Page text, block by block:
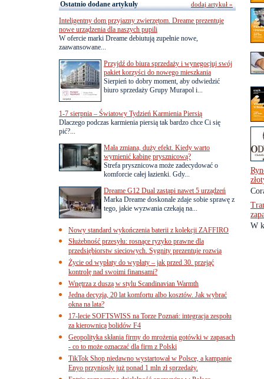
W
Ostatnio dodane artykuły
Inteligentny dom przyjazny zwierzętom. Dreame prezentuje
nowe urządzenia dla naszych pupili
W ofercie marki Dreame debiutują zupełnie nowe,
zaawansowane...
Przyjdź do biura sprzedaży i wynegocjuj swój
pakiet korzyści do nowego mieszkania
Sierpień to dobry moment, aby odwiedzić
biuro sprzedaży Grupy Murapol i...
1-7 sierpnia – Światowy Tydzień Karmienia Piersią
Dlaczego podczas karmienia piersią tak bardzo chce Ci się
pić?...
Mała zmiana, duży efekt. Kiedy warto
wymienić kabinę prysznicową?
Strefa prysznicowa może zadecydować o
komforcie całej łazienki. Gdy...
Dreame G12 Dual zastąpi nawet 5 urządzeń
Marka Dreame doskonale zdaje sobie sprawę z
tego, jakie wyzwania czekają na...
Nowy standard wykończenia baterii z kolekcji ZAFFIRO
Służebność przesyłu: rosnące ryzyko prawne dla
przedsiębiorstw sieciowych. Sygnity prezentuje rozwią
Życie od wypłaty do wypłaty – jak przed 30. przejąć
kontrolę nad swoimi finansami?
Wnętrza z duszą w stylu Scandinavian Warmth
Jedna decyzja, 20 lat komfortu albo kosztów. Jak wybrać
okna na lata?
17-lecie SOFTSWISS na Torze Poznań: integracja zespołu
za kierownicą bolidów F4
Geopolityka skłania firmy do mrożenia gotówki w zapasach
- co to może oznaczać dla firm z Polski
TikTok Shop niedawno wystartował w Polsce, a kampanie
Enyo przyniosły już ponad 1 mln zł sprzedaży.
dodaj artykuł »